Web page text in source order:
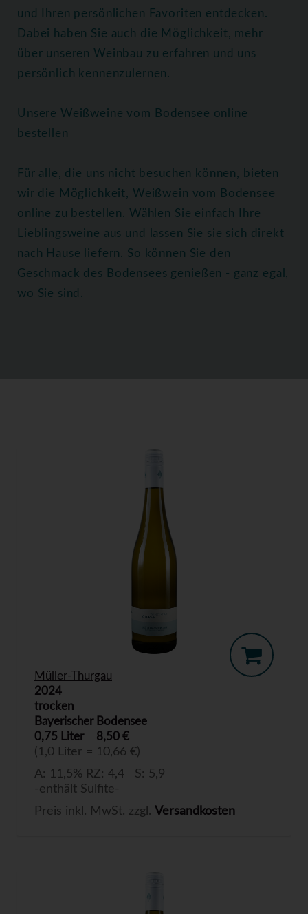
und Ihren persönlichen Favoriten entdecken.
Dabei haben Sie auch die Möglichkeit, mehr
über unseren Weinbau zu erfahren und uns
persönlich kennenzulernen.
Unsere Weißweine vom Bodensee online
bestellen
Für alle, die uns nicht besuchen können, bieten
wir die Möglichkeit, Weißwein vom Bodensee
online zu bestellen. Wählen Sie einfach Ihre
Lieblingsweine aus und lassen Sie sie sich direkt
nach Hause liefern. So können Sie den
Geschmack des Bodensees genießen - ganz egal,
wo Sie sind.
Müller-Thurgau
2024
trocken
Bayerischer Bodensee
0,75 Liter
8,50 €
(1,0 Liter = 10,66 €)
A: 11,5% RZ: 4,4 S: 5,9
-enthält Sulfite-
Preis inkl. MwSt. zzgl. Versandkosten